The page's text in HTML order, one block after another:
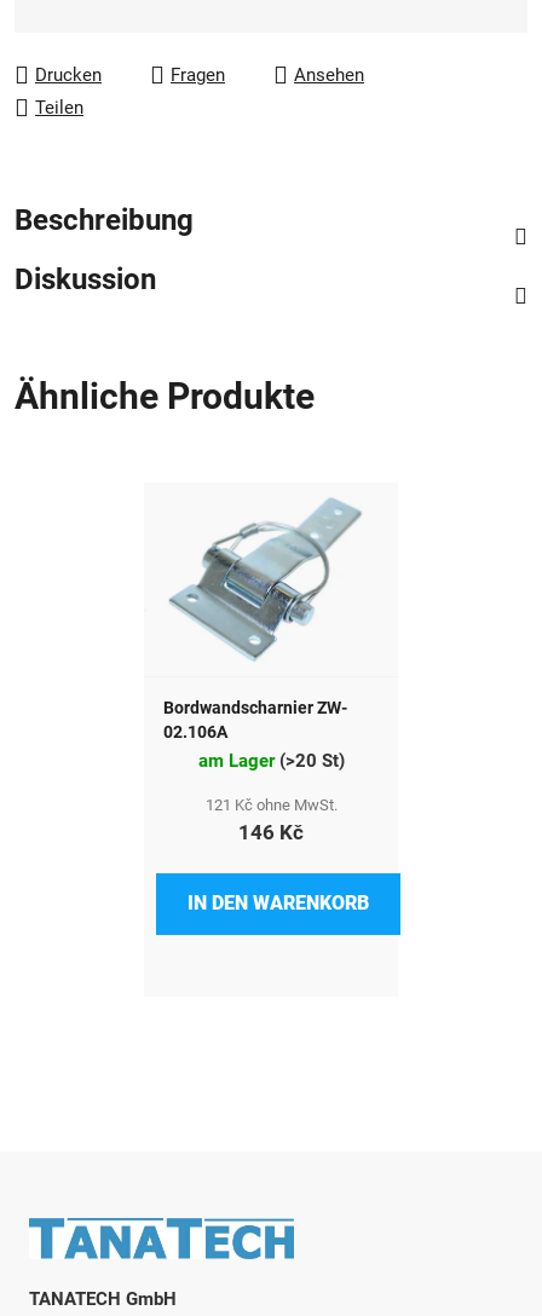
Drucken Fragen
Ansehen
Teilen
Beschreibung
Diskussion
Ähnliche Produkte
Bordwandscharnier ZW-
02.106A
am Lager (>20 St)
121 Kč ohne MwSt.
146 Kč
IN DEN WARENKORB
Fußzeile
TANATECH GmbH